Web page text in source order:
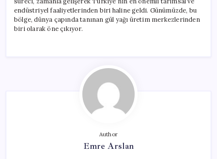
endüstriyel faaliyetlerinden biri haline geldi. Günümüzde, bu
bölge, dünya çapında tanınan gül yağı üretim merkezlerinden
biri olarak öne çıkıyor.
Author
Emre Arslan